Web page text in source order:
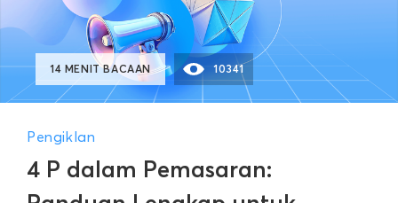
4 P dalam Pemasaran:
Pengiklan
14 MENIT BACAAN 10341